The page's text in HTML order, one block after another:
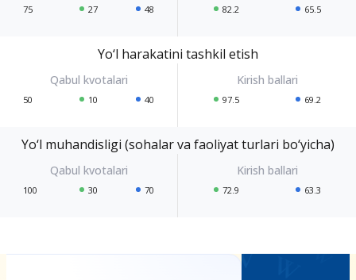
75 27 48 82.2 65.5
Yo‘l harakatini tashkil etish
50 10 40 97.5 69.2
Yo‘l muhandisligi (sohalar va faoliyat turlari bo‘yicha)
100 30 70 72.9 63.3